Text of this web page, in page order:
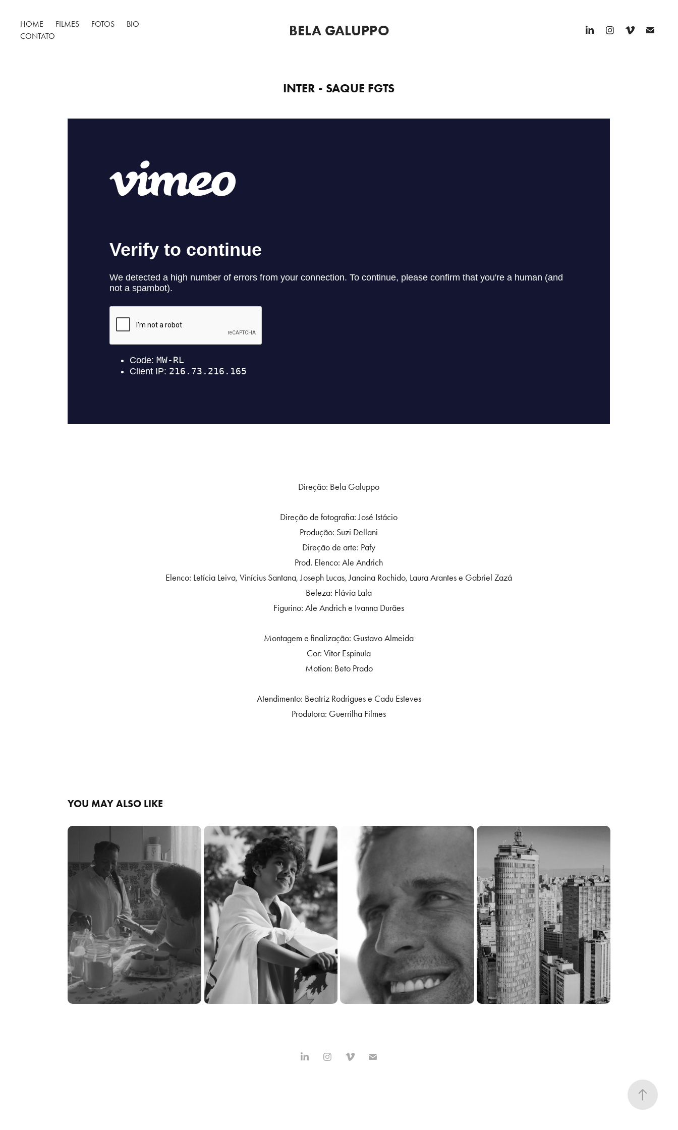
HOME FILMES FOTOS
BIO
CONTATO
BELA GALUPPO
INTER - SAQUE FGTS
Direção: Bela Galuppo
Direção de fotografia: José Istácio
Produção: Suzi Dellani
Direção de arte: Pafy
Prod. Elenco: Ale Andrich
Elenco: Letícia Leiva, Vinícius Santana, Joseph Lucas, Janaina Rochido, Laura Arantes e Gabriel Zazá
Beleza: Flávia Lala
Figurino: Ale Andrich e Ivanna Durães
Montagem e finalização: Gustavo Almeida
Cor: Vitor Espinula
Motion: Beto Prado
Atendimento: Beatriz Rodrigues e Cadu Esteves
Produtora: Guerrilha Filmes
YOU MAY ALSO LIKE
PREFEITURA DE NL - FIM DE ANO
PREFEITURA NOVA LIMA - PEDRO
GERDAU - THE TOWN
2023